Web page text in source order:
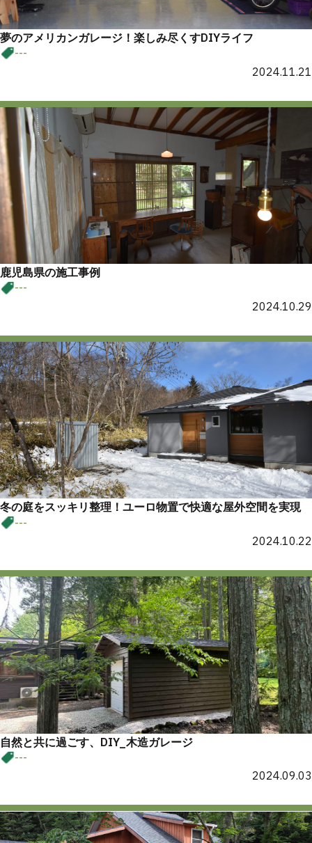
夢のアメリカンガレージ！楽しみ尽くすDIYライフ
---
2024.11.21
鹿児島県の施工事例
---
2024.10.29
冬の庭をスッキリ整理！ユーロ物置で快適な屋外空間を実現
---
2024.10.22
自然と共に過ごす、DIY_木造ガレージ
---
2024.09.03